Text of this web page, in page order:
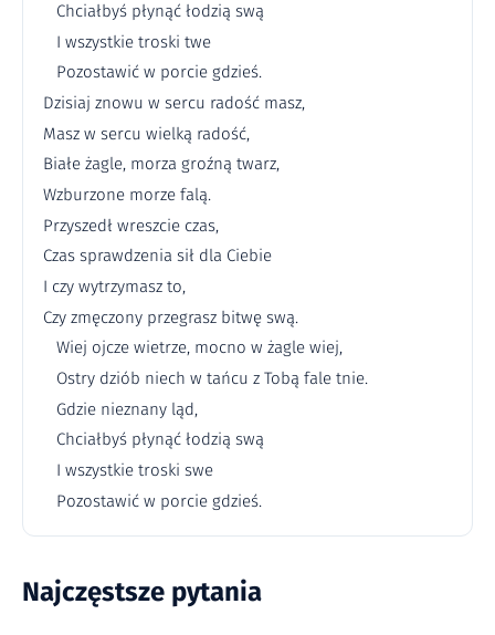
Chciałbyś płynąć łodzią swą
I wszystkie troski twe
Pozostawić w porcie gdzieś.
Dzisiaj znowu w sercu radość masz,
Masz w sercu wielką radość,
Białe żagle, morza groźną twarz,
Wzburzone morze falą.
Przyszedł wreszcie czas,
Czas sprawdzenia sił dla Ciebie
I czy wytrzymasz to,
Czy zmęczony przegrasz bitwę swą.
Wiej ojcze wietrze, mocno w żagle wiej,
Ostry dziób niech w tańcu z Tobą fale tnie.
Gdzie nieznany ląd,
Chciałbyś płynąć łodzią swą
I wszystkie troski swe
Pozostawić w porcie gdzieś.
Najczęstsze pytania